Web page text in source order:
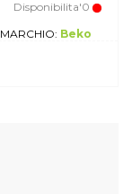
Disponibilita'0
MARCHIO: Beko